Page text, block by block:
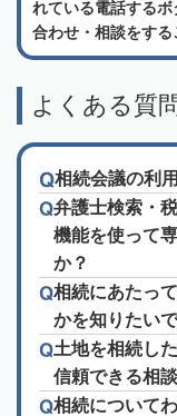
れている電話する
合わせ・相談をする
よくある質
相続会議の利
弁護士検索・
機能を使って
か？
相続にあたっ
かを知りたいで
土地を相続し
信頼できる相
相続について